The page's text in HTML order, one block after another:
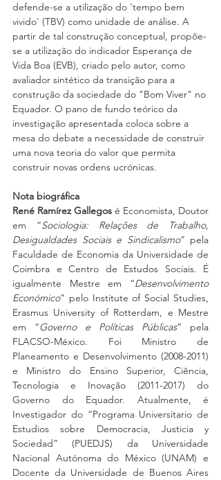
defende-se a utilização do 'tempo bem
vivido' (TBV) como unidade de análise. A
partir de tal construção conceptual, propõe-
se a utilização do indicador Esperança de
Vida Boa (EVB), criado pelo autor, como
avaliador sintético da transição para a
construção da sociedade do "Bom Viver" no
Equador. O pano de fundo teórico da
investigação apresentada coloca sobre a
mesa do debate a necessidade de construir
uma nova teoria do valor que permita
construir novas ordens ucrónicas.
Nota biográfica
René Ramírez Gallegos é Economista, Doutor
em “Sociologia: Relações de Trabalho,
Desigualdades Sociais e Sindicalismo” pela
Faculdade de Economia da Universidade de
Coimbra e Centro de Estudos Sociais. É
igualmente Mestre em “Desenvolvimento
Económico” pelo Institute of Social Studies,
Erasmus University of Rotterdam, e Mestre
em “Governo e Políticas Públicas” pela
FLACSO-México. Foi Ministro de
Planeamento e Desenvolvimento (2008-2011)
e Ministro do Ensino Superior, Ciência,
Tecnologia e Inovação (2011-2017) do
Governo do Equador. Atualmente, é
Investigador do “Programa Universitario de
Estudios sobre Democracia, Justicia y
Sociedad” (PUEDJS) da Universidade
Nacional Autónoma do México (UNAM) e
Docente da Universidade de Buenos Aires